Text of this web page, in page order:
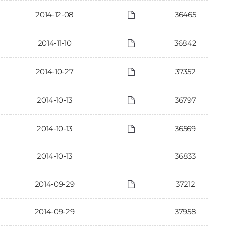
2014-12-08 36465
2014-11-10 36842
2014-10-27 37352
2014-10-13 36797
2014-10-13 36569
2014-10-13 36833
2014-09-29 37212
2014-09-29 37958